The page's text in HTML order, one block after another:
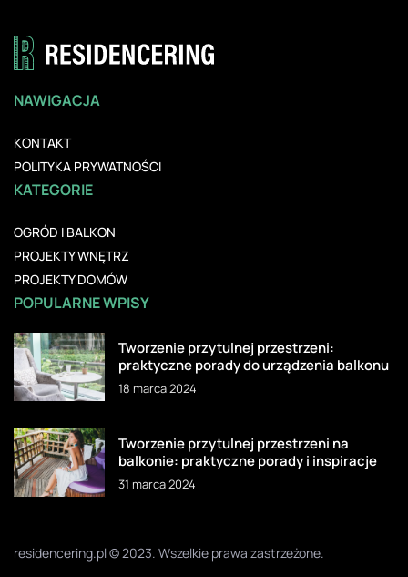
NAWIGACJA
KONTAKT
POLITYKA PRYWATNOŚCI
KATEGORIE
OGRÓD I BALKON
PROJEKTY WNĘTRZ
PROJEKTY DOMÓW
POPULARNE WPISY
Tworzenie przytulnej przestrzeni:
praktyczne porady do urządzenia balkonu
18 marca 2024
Tworzenie przytulnej przestrzeni na
balkonie: praktyczne porady i inspiracje
31 marca 2024
residencering.pl © 2023. Wszelkie prawa zastrzeżone.